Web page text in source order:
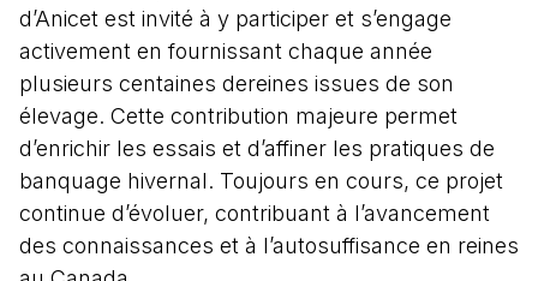
d’Anicet est invité à y participer et s’engage
activement en fournissant chaque année
plusieurs centaines dereines issues de son
élevage. Cette contribution majeure permet
d’enrichir les essais et d’affiner les pratiques de
banquage hivernal. Toujours en cours, ce projet
continue d’évoluer, contribuant à l’avancement
des connaissances et à l’autosuffisance en reines